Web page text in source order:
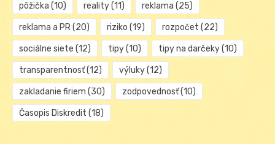
pôžička (10) reality(11) reklama (25)
reklama a PR(20) riziko (19) rozpočet (22)
sociálne siete (12) tipy(10) tipy na darčeky(10)
transparentnosť(12) výluky(12)
zakladanie firiem (30) zodpovednosť(10)
Časopis Diskredit (18)